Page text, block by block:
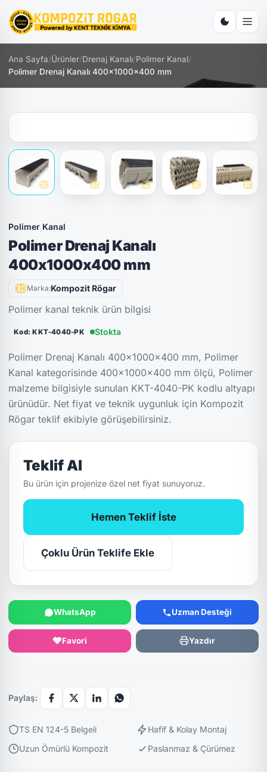
Ana Sayfa/Ürünler/Drenaj Kanalı/Polimer Kanal/
Polimer Drenaj Kanalı 400x1000x400 mm
Polimer Kanal
Polimer Drenaj Kanalı
400x1000x400 mm
Marka:Kompozit Rögar
Polimer kanal teknik ürün bilgisi
Kod: KKT-4040-PK Stokta
Polimer Drenaj Kanalı 400x1000x400 mm, Polimer
Kanal kategorisinde 400x1000x400 mm ölçü, Polimer
malzeme bilgisiyle sunulan KKT-4040-PK kodlu altyapı
ürünüdür. Net fiyat ve teknik uygunluk için Kompozit
Rögar teklif ekibiyle görüşebilirsiniz.
Teklif Al
Bu ürün için projenize özel net fiyat sunuyoruz.
Hemen Teklif İste
Çoklu Ürün Teklife Ekle
WhatsApp Uzman Desteği
Favori Yazdır
Paylaş:
TS EN 124-5 Belgeli
Hafif & Kolay Montaj
Uzun Ömürlü Kompozit
Paslanmaz & Çürümez